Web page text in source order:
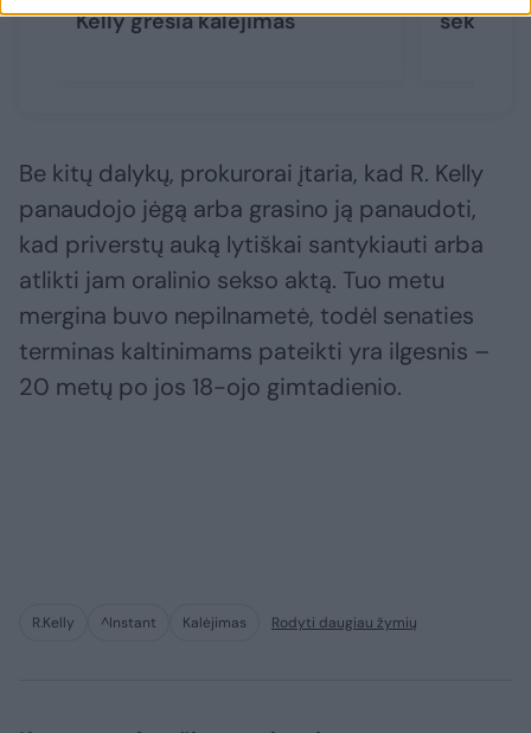
Kelly gresia kalėjimas
Be kitų dalykų, prokurorai įtaria, kad R. Kelly
panaudojo jėgą arba grasino ją panaudoti,
kad priverstų auką lytiškai santykiauti arba
atlikti jam oralinio sekso aktą. Tuo metu
mergina buvo nepilnametė, todėl senaties
terminas kaltinimams pateikti yra ilgesnis –
20 metų po jos 18-ojo gimtadienio.
R.Kelly ^Instant Kalėjimas Rodyti daugiau žymių